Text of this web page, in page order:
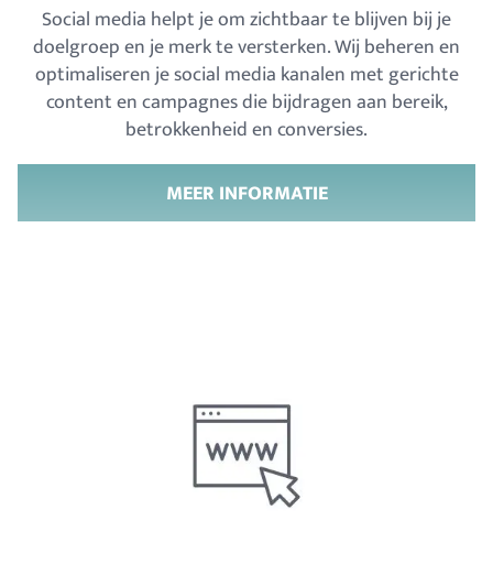
Social media helpt je om zichtbaar te blijven bij je
doelgroep en je merk te versterken. Wij beheren en
optimaliseren je social media kanalen met gerichte
content en campagnes die bijdragen aan bereik,
betrokkenheid en conversies.
MEER INFORMATIE